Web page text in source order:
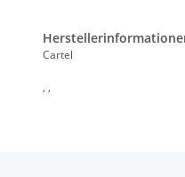
Cartel
, ,